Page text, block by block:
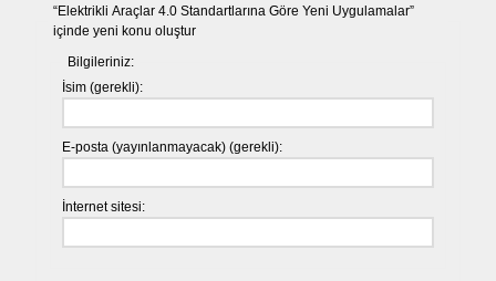
“Elektrikli Araçlar 4.0 Standartlarına Göre Yeni Uygulamalar”
içinde yeni konu oluştur
Bilgileriniz:
İsim (gerekli):
E-posta (yayınlanmayacak) (gerekli):
İnternet sitesi: